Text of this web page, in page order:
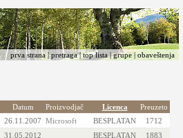
prva strana|pretraga|top lista|grupe|obaveštenja
Datum Proizvodjač Licenca
Preuzeto
26.11.2007 Microsoft BESPLATAN
1712
31.05.2012 BESPLATAN 1883